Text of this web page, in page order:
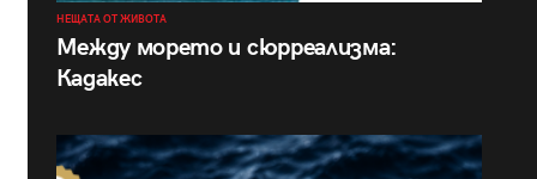
НЕЩАТА ОТ ЖИВОТА
Между морето и сюрреализма:
Кадакес